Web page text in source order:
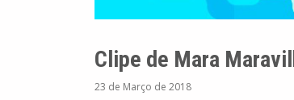
Clipe de Mara
23 de Março de 2018